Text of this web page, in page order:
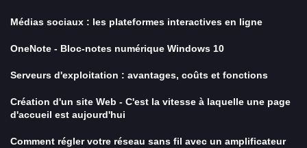
Médias sociaux : les plateformes interactives en ligne
OneNote - Bloc-notes numérique Windows 10
Serveurs d'exploitation : avantages, coûts et fonctions
Création d'un site Web - C'est la vitesse à laquelle une page
d'accueil est aujourd'hui
Comment régler votre réseau sans fil avec un amplificateur